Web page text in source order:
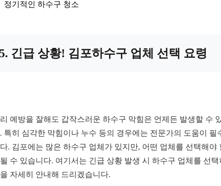
정기적인 하수구 청소
긴급 상황! 김포하수구 업체 선택 요령
예방을 잘해도 갑작스러운 하수구 막힘은 언제든 발생할 수
특히 심각한 막힘이나 누수 등의 경우에는 전문가의 도움이 필
. 김포에는 많은 하수구 업체가 있지만, 어떤 업체를 선택해야
수 있습니다. 여기서는 긴급 상황 발생 시 하수구 업체를 선택
자세히 안내해 드리겠습니다.